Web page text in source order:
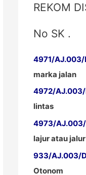
REKOM
No SK .
4971/AJ.003/
marka jalan
4972/AJ.003/
lintas
4973/
lajur atau jalur
933/AJ.003/
Otonom